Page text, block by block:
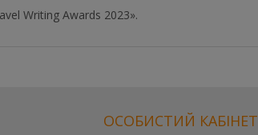
Writing Awards 2023».
ОСОБИСТИЙ КАБІНЕТ